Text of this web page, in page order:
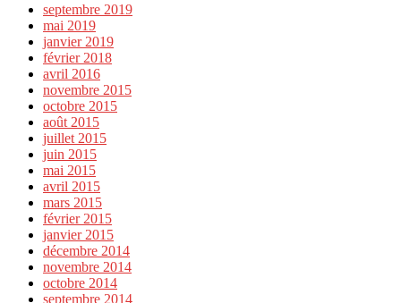
septembre 2019
mai 2019
janvier 2019
février 2018
avril 2016
novembre 2015
octobre 2015
août 2015
juillet 2015
juin 2015
mai 2015
avril 2015
mars 2015
février 2015
janvier 2015
décembre 2014
novembre 2014
octobre 2014
septembre 2014